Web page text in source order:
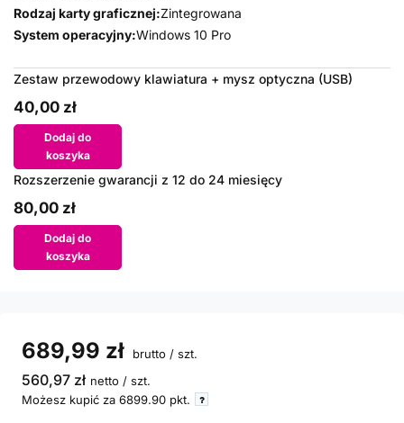
Rodzaj karty graficznej:Zintegrowana
System operacyjny:Windows 10 Pro
Zestaw przewodowy klawiatura + mysz optyczna (USB)
40,00 zł
Dodaj do
koszyka
Rozszerzenie gwarancji z 12 do 24 miesięcy
80,00 zł
Dodaj do
koszyka
689,99 zł brutto / szt.
560,97 zł netto / szt.
Możesz kupić za 6899.90 pkt.